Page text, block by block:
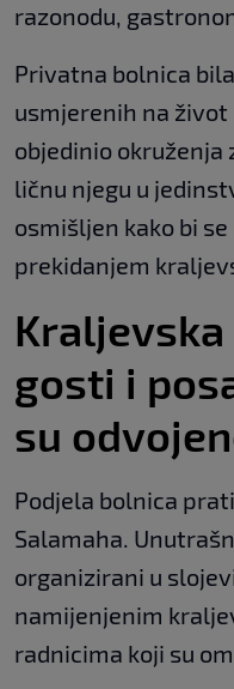
razonodu,
Privatna bolnica
usmjerenih na život
objedinio okruženja
ličnu njegu u
osmišljen kako bi
prekidanjem
gosti i
su
Podjela bolnica
Salamaha.
organizirani u
namijenjenim
radnicima koji su